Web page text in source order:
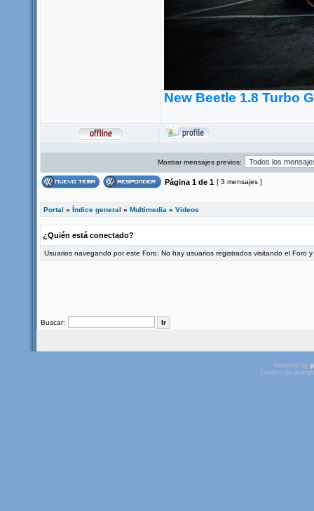
New Beetle 1.8 Turbo
Mostrar mensajes previos:
Página 1 de 1 [ 3 mensajes ]
Portal » Índice general » Multimedia » Videos
¿Quién está conectado?
Usuarios navegando por este Foro: No hay usuarios registrados visitando el Foro
Buscar:
Powered by
Traducción al